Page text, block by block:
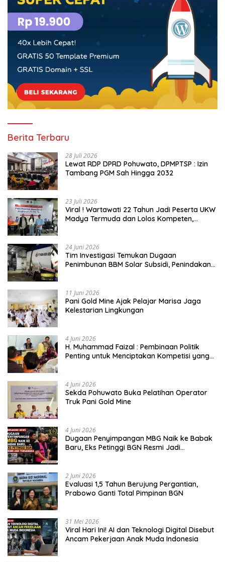
Berita Terbaru
28 Juli 2026
Lewat RDP DPRD Pohuwato, DPMPTSP : Izin
Tambang PGM Sah Hingga 2032
23 Juli 2026
Viral ! Wartawati 22 Tahun Jadi Peserta UKW
Madya Termuda dan Lolos Kompeten,
24 Juni 2026
Tim Investigasi Temukan Dugaan
Penimbunan BBM Solar Subsidi, Penindakan
11 Juni 2026
Pani Gold Mine Ajak Pelajar Marisa Jaga
Kelestarian Lingkungan
4 Juni 2026
H. Muhammad Faizal : Pembinaan Politik
Penting untuk Menciptakan Kompetisi yang
4 Juni 2026
Sekda Pohuwato Buka Pelatihan Operator
Truk Pani Gold Mine
4 Juni 2026
Dugaan Penyimpangan MBG Naik ke Babak
Baru, Eks Petinggi BGN Resmi Jadi
2 Juni 2026
Evaluasi 1,5 Tahun Berujung Pergantian,
Prabowo Ganti Total Pimpinan BGN
31 Mei 2026
Viral Hari Ini! AI dan Teknologi Digital Disebut
Ancam Pekerjaan Anak Muda Indonesia